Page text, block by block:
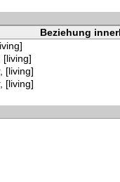
Beziehung
[living]
[living]
[living]